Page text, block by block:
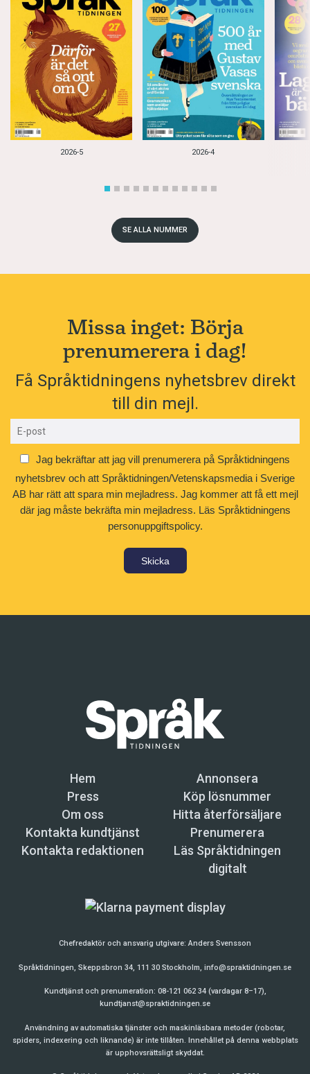
2026-5 2026-4
SE ALLA NUMMER
Missa inget: Börja
prenumerera i dag!
Få Språktidningens nyhetsbrev direkt
till din mejl.
Jag bekräftar att jag vill prenumerera på Språktidningens
nyhetsbrev och att Språktidningen/Vetenskapsmedia i Sverige
AB har rätt att spara min mejladress. Jag kommer att få ett mejl
där jag måste bekräfta min mejladress. Läs Språktidningens
personuppgiftspolicy.
Skicka
Hem
Annonsera
Press
Köp lösnummer
Om oss
Hitta återförsäljare
Kontakta kundtjänst
Prenumerera
Kontakta redaktionen
Läs Språktidningen
digitalt
Chefredaktör och ansvarig utgivare:Anders Svensson
Språktidningen, Skeppsbron 34, 111 30 Stockholm, info@spraktidningen.se
Kundtjänst och prenumeration: 08-121 062 34 (vardagar 8–17),
kundtjanst@spraktidningen.se
Användning av automatiska tjänster och maskinläsbara metoder (robotar,
spiders, indexering och liknande) är inte tillåten. Innehållet på denna webbplats
är upphovsrättsligt skyddat.